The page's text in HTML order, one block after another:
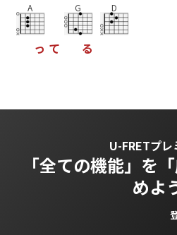
A
っ て
G
る
D
U-FRETプレ
「全ての機能」を
めよ